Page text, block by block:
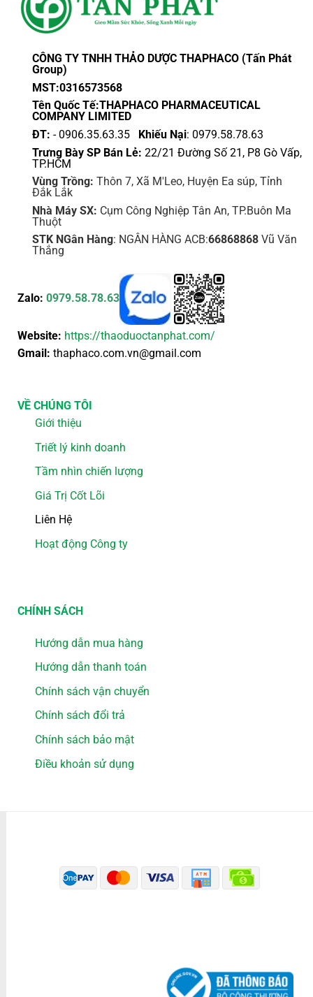
chọn
thể
chọn
trang
phẩm
thể
được
trang
phẩm
CÔNG TY TNHH THẢO DƯỢC THAPHACO (Tấn Phát
Group)
MST:0316573568
Tên Quốc Tế:THAPHACO PHARMACEUTICAL
COMPANY LIMITED
ĐT: - 0906.35.63.35 Khiếu Nại: 0979.58.78.63
Trưng Bày SP Bán Lẻ: 22/21 Đường Số 21, P8 Gò Vấp,
TP.HCM
Vùng Trồng: Thôn 7, Xã M'Leo, Huyện Ea súp, Tỉnh
Đắk Lắk
Nhà Máy SX: Cụm Công Nghiệp Tân An, TP.Buôn Ma
Thuột
STK NGân Hàng: NGÂN HÀNG ACB:66868868Vũ Văn
Thắng
Zalo: 0979.58.78.63
Website: https://thaoduoctanphat.com/
Gmail: thaphaco.com.vn@gmail.com
VỀ CHÚNG TÔI
Giới thiệu
Triết lý kinh doanh
Tầm nhìn chiến lượng
Giá Trị Cốt Lõi
Liên Hệ
Hoạt động Công ty
CHÍNH SÁCH
Hướng dẫn mua hàng
Hướng dẫn thanh toán
Chính sách vận chuyển
Chính sách đổi trả
Chính sách bảo mật
Điều khoản sử dụng